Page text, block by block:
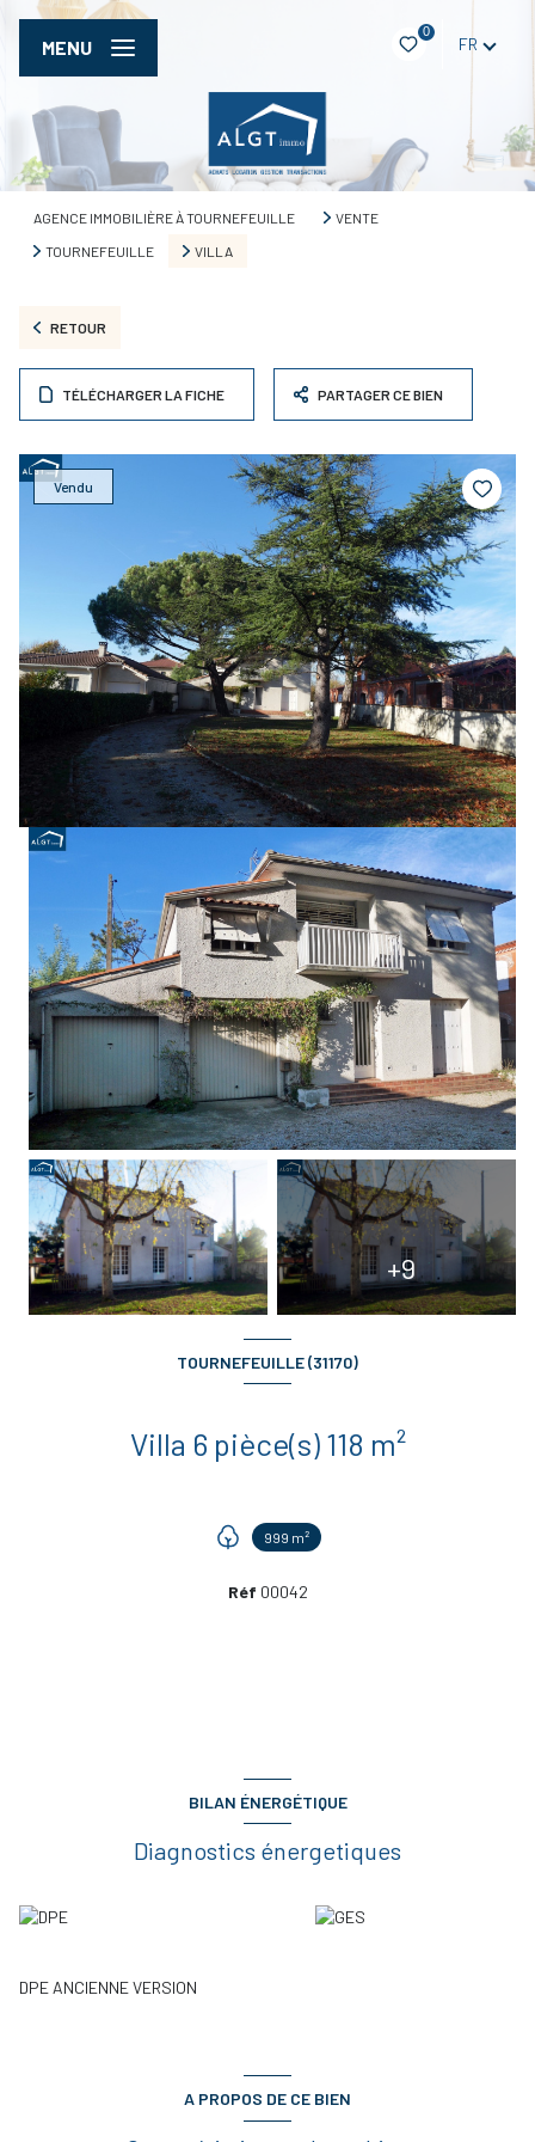
0
FR
MENU
AGENCE IMMOBILIÈRE À TOURNEFEUILLE
VENTE
TOURNEFEUILLE
VILLA
RETOUR
TÉLÉCHARGER LA FICHE PARTAGER CE BIEN
Vendu
+9
TOURNEFEUILLE (31170)
Villa 6 pièce(s) 118 m²
999 m²
Réf 00042
BILAN ÉNERGÉTIQUE
Diagnostics énergetiques
DPE ANCIENNE VERSION
A PROPOS DE CE BIEN